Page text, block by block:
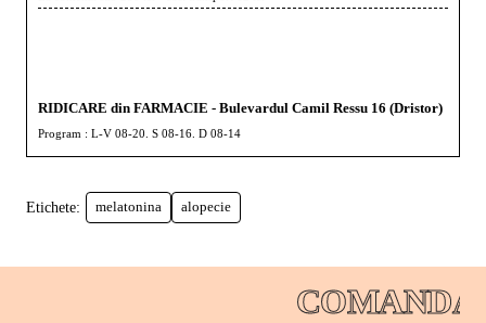
RIDICARE din FARMACIE - Bulevardul Camil Ressu 16 (Dristor)
Program : L-V 08-20. S 08-16. D 08-14
Etichete: melatonina alopecie